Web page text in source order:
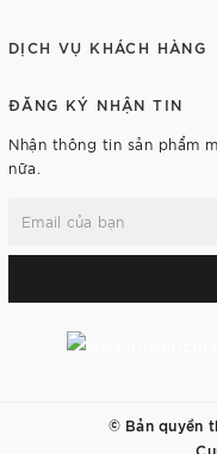
DỊCH VỤ KHÁCH HÀNG
ĐĂNG KÝ NHẬN TIN
Nhận thông tin sản phẩm
nữa.
© Bản quyền